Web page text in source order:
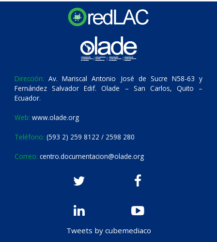
Dirección: Av. Mariscal Antonio José de Sucre N58-63 y
Fernández Salvador Edif. Olade – San Carlos, Quito –
Ecuador.
Web: www.olade.org
Teléfono: (593 2) 259 8122 / 2598 280
Correo: centro.documentacion@olade.org
Tweets by cubemediaco